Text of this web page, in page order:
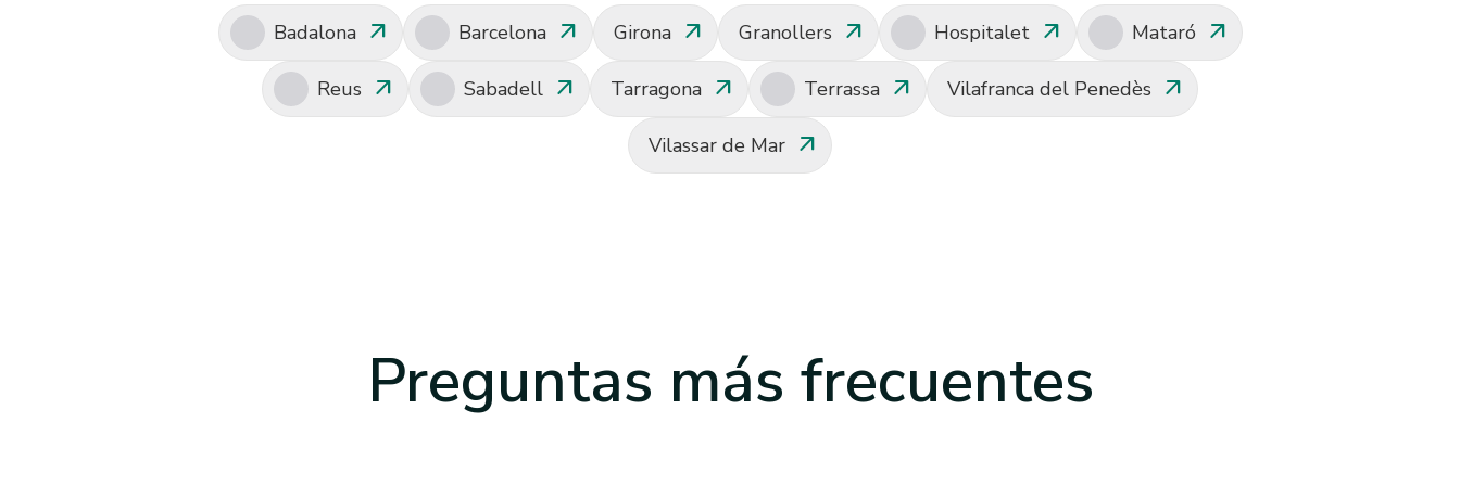
Badalona arrow_outward Barcelona arrow_outward Girona arrow_outward Granollers arrow_outward Hospitalet arrow_outward Mataró arrow_outward
Reus arrow_outward Sabadell arrow_outward Tarragona arrow_outward Terrassa arrow_outward Vilafranca del Penedès arrow_outward
Vilassar de Mar arrow_outward
Preguntas más frecuentes